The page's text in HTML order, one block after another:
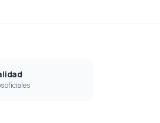
oficiales